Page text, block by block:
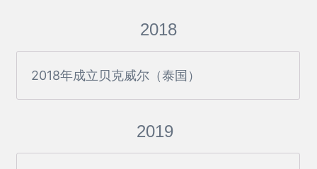
2018
2018年成立贝克威尔（泰国）
2019